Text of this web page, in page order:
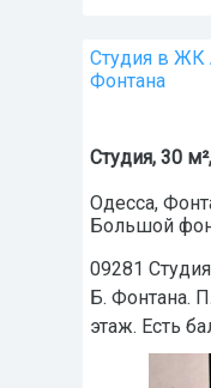
Студия в ЖК
Фонтана
Студия, 30
Одесса,
Большой
09281
Б. Фонтана.
этаж. Есть